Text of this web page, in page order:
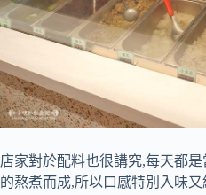
店家對於配料也很講究,每天都
的熬煮而成,所以口感特別入味